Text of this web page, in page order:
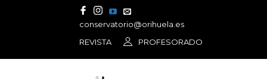
conservatorio@orihuela.es
PROFESORADO
REVISTA